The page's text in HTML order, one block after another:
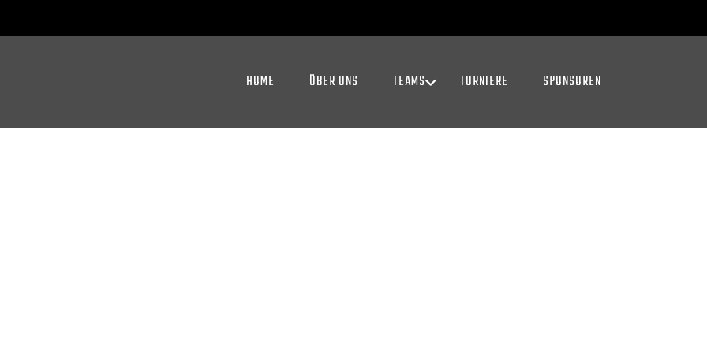
HOME ÜBER UNS TEAMS TURNIERE SPONSOREN